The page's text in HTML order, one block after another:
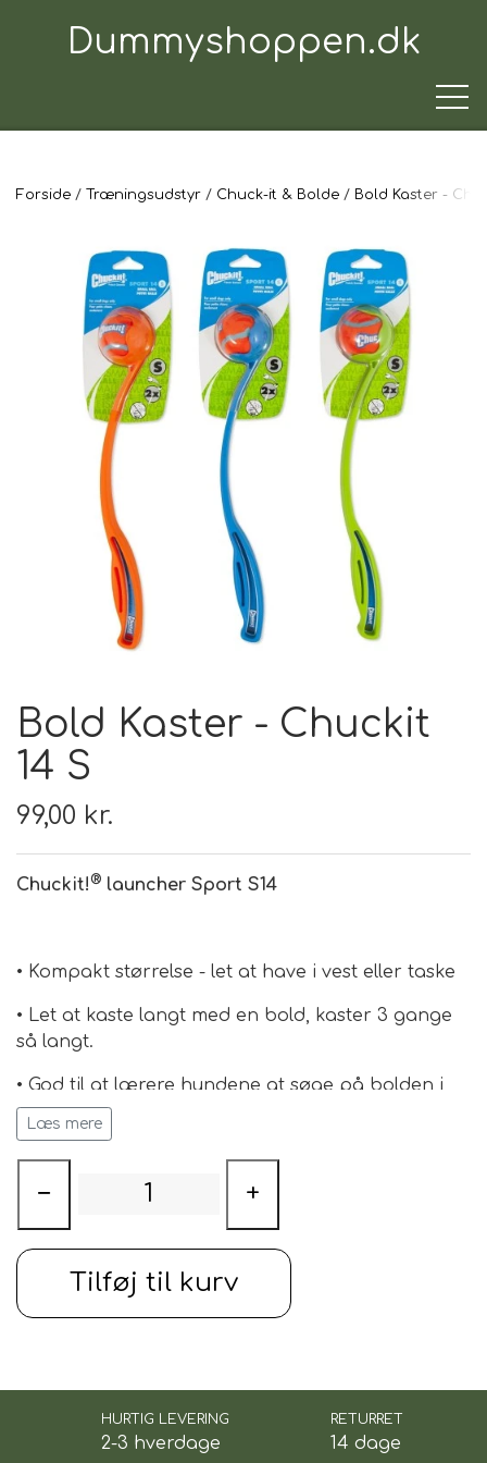
Dummyshoppen.dk
TRÆNINGSUDSTYR
TIL HUNDEN
TIL HUNDEFØREREN
TIL BILEN
FODER & FODER
TILSKUD
Forside Træningsudstyr Chuck-it & Bolde Bold Kaster -
Bold Kaster - Chuckit
14 S
99,00 kr.
Chuckit!® launcher Sport S14
• Kompakt størrelse - let at have i vest eller taske
• Let at kaste langt med en bold, kaster 3 gange
så langt.
• God til at lærere hundene at søge på bolden i
området - da boldene er små, specielt i
kombination med Whistler bold i str. S, der giver
lidt lyd når de kastes.
• Passer med mini tennisbolde
• Small Chuckit bolde
• Solidt plastik materiale
33cm
Læs mere
− +
Tilføj til kurv
HURTIG LEVERING
2-3 hverdage
RETURRET
14 dage